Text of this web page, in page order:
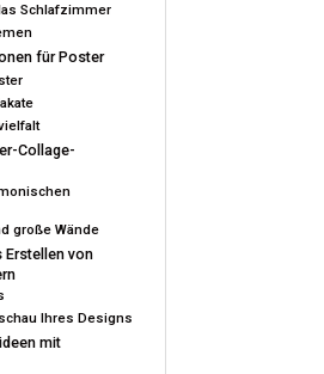
Schlafzimmer
für Poster
Collage-
große Wände
Erstellen von
Ihres Designs
mit